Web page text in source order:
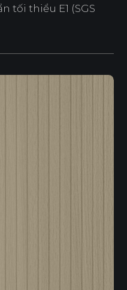
tối thiểu E1 (SGS